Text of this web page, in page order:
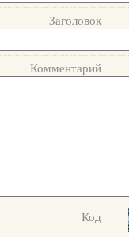
Заголовок
Комментарий
Код